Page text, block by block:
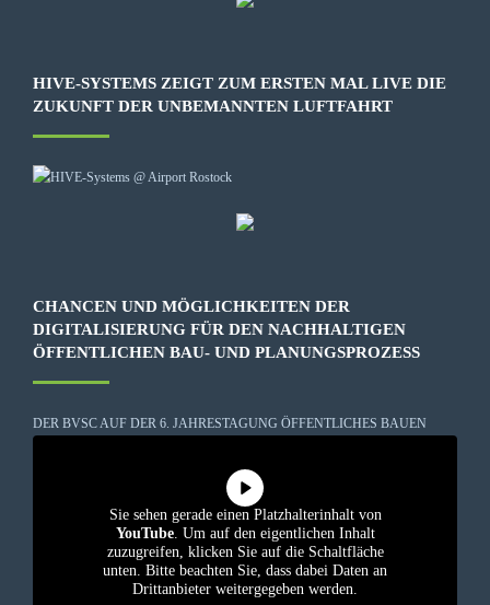
HIVE-SYSTEMS ZEIGT ZUM ERSTEN MAL LIVE DIE
ZUKUNFT DER UNBEMANNTEN LUFTFAHRT
CHANCEN UND MÖGLICHKEITEN DER
DIGITALISIERUNG FÜR DEN NACHHALTIGEN
ÖFFENTLICHEN BAU- UND PLANUNGSPROZESS
DER BVSC AUF DER 6. JAHRESTAGUNG ÖFFENTLICHES BAUEN
Sie sehen gerade einen Platzhalterinhalt von
YouTube. Um auf den eigentlichen Inhalt
zuzugreifen, klicken Sie auf die Schaltfläche
unten. Bitte beachten Sie, dass dabei Daten an
Drittanbieter weitergegeben werden.